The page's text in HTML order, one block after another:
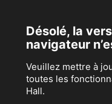
Désolé, la
navigateur
Veuillez mettre à
toutes les
Hall.